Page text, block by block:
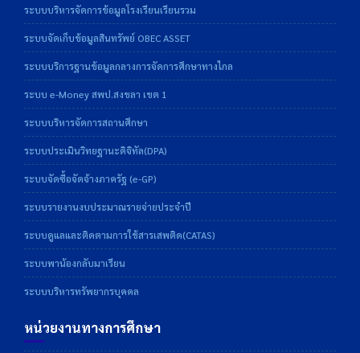
ระบบบริหารจัดการข้อมูลโรงเรียนเรียนรวม
ระบบจัดเก็บข้อมูลสินทรัพย์ OBEC ASSET
ระบบบริการฐานข้อมูลกลางการจัดการศึกษาทางไกล
ระบบ e-Money สพป.สงขลา เขต 1
ระบบบริหารจัดการสถานศึกษา
ระบบประเมินวิทยฐานะดิจิทัล(DPA)
ระบบจัดซื้อจัดจ้างภาครัฐ (e-GP)
ระบบรายงานงบประมาณรายจ่ายประจำปี
ระบบดูแลและติดตามการใช้สารเสพติด(CATAS)
ระบบพาน้องกลับมาเรียน
ระบบบริหารทรัพยากรบุคคล
หน่วยงานทางการศึกษา